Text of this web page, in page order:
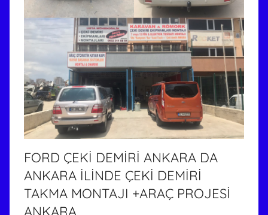
g
d
e
r
i
m
i
ş
FORD ÇEKİ DEMİRİ ANKARA DA
ANKARA İLİNDE ÇEKİ DEMİRİ
TAKMA MONTAJI +ARAÇ PROJESİ
ANKARA